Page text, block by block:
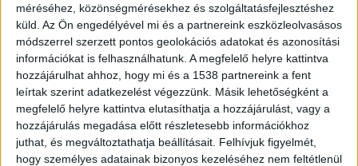
méréséhez, közönségmérésekhez és szolgáltatásfejlesztéshez
küld. Az Ön engedélyével mi és a partnereink eszközleolvasásos
módszerrel szerzett pontos geolokációs adatokat és azonosítási
információkat is felhasználhatunk. A megfelelő helyre kattintva
hozzájárulhat ahhoz, hogy mi és a 1538 partnereink a fent
leírtak szerint adatkezelést végezzünk. Másik lehetőségként a
megfelelő helyre kattintva elutasíthatja a hozzájárulást, vagy a
hozzájárulás megadása előtt részletesebb információkhoz
juthat, és megváltoztathatja beállításait. Felhívjuk figyelmét,
hogy személyes adatainak bizonyos kezeléséhez nem feltétlenül
FRISS HÍREK
ZÖLDINFÓ 13 óra telt el a létrehozás óta
új program támogatja a magyar kkv-k fenntartható
működését
ZÖLDINFÓ 14 óra telt el a létrehozás óta
A klímaváltozás új korszakot nyit a Dunán: a jövő
vízgazdálkodásához új szemléletre lesz szükség